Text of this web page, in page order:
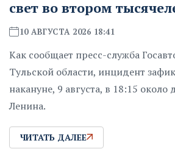
свет во втором
10 АВГУСТА 2026 18:41
Как сообщает пресс-служба
Тульской области, инцидент
накануне, 9 августа, в 18:15
Ленина.
ЧИТАТЬ ДАЛЕЕ